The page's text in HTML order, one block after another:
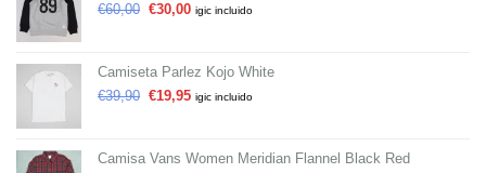
€60,00 €30,00 igic incluido
Camiseta Parlez Kojo White
€39,90 €19,95 igic incluido
Camisa Vans Women Meridian Flannel Black Red